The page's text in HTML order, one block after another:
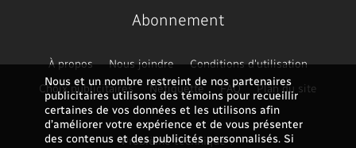
Nous et un nombre restreint de nos partenaires
publicitaires utilisons des témoins pour recueillir
certaines de vos données et les utilisons afin
d’améliorer votre expérience et de vous présenter
des contenus et des publicités personnalisés. Si
Abonnement
À propos Nous joindre
Conditions d'utilisation
Choix publicitaires
Nétiquette FAQ Plan du site
Problème technique ?